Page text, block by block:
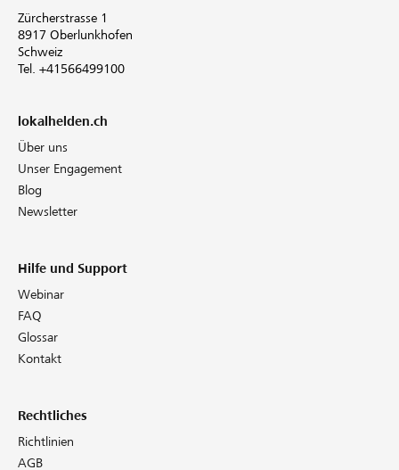
Zürcherstrasse 1
8917 Oberlunkhofen
Schweiz
Tel. +41566499100
lokalhelden.ch
Über uns
Unser Engagement
Blog
Newsletter
Hilfe und Support
Webinar
FAQ
Glossar
Kontakt
Rechtliches
Richtlinien
AGB